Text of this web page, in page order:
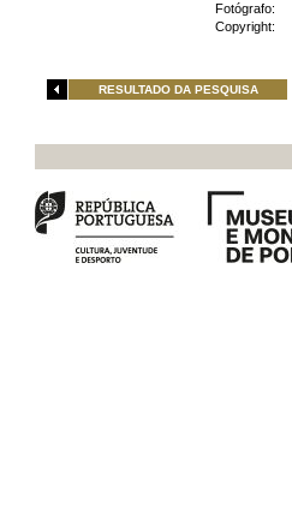
Fotógrafo:
Copyright:
RESULTADO DA PESQUISA